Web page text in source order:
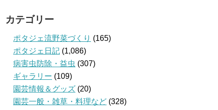
カテゴリー
ポタジェ流野菜づくり (165)
ポタジェ日記 (1,086)
病害虫防除・益虫 (307)
ギャラリー (109)
園芸情報＆グッズ (20)
園芸一般・雑草・料理など (328)